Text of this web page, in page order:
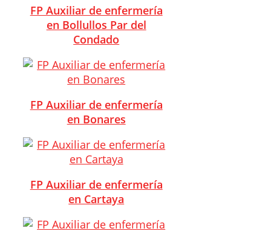
FP Auxiliar de enfermería
en Bollullos Par del
Condado
FP Auxiliar de enfermería
en Bonares
FP Auxiliar de enfermería
en Cartaya